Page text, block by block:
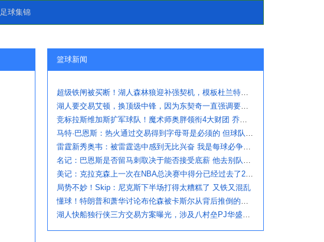
足球集锦
篮球新闻
超级铁闸被买断！湖人森林狼迎补强契机，模板杜兰特，因膝伤转型
湖人要交易艾顿，换顶级中锋，因为东契奇一直强调要强力内线
竞标拉斯维加斯扩军球队！魔术师奥胖领衔4大财团 乔丹也可能入股
马特·巴恩斯：热火通过交易得到字母哥是必须的 但球队急需射手
雷霆新秀奥韦：被雷霆选中感到无比兴奋 我是每球必争的拼命三郎
名记：巴恩斯是否留马刺取决于能否接受底薪 他去别队最多值600万
美记：克拉克森上一次在NBA总决赛中得分已经过去了2927天
局势不妙！Skip：尼克斯下半场打得太糟糕了 又铁又混乱
懂球！特朗普和萧华讨论布伦森被卡斯尔从背后推倒的判罚
湖人快船独行侠三方交易方案曝光，涉及八村垒PJ华盛顿等球员